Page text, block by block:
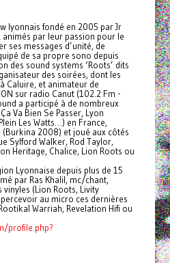
lyonnais fondé en 2005 par Jr
animés par leur passion pour le
ses messages d’unité, de
de sa propre sono depuis
des sound systems ‘Roots’ dits
des soirées, dont les
Caluire, et animateur de
sur radio Canut (102.2 Fm -
a participé à de nombreux
Va Bien Se Passer, Lyon
Les Watts…) en France,
(Burkina 2008) et joué aux côtés
Sylford Walker, Rod Taylor,
Heritage, Chalice, Lion Roots ou
Lyonnaise depuis plus de 15
par Ras Khalil, mc/chant,
(Lion Roots, Livity
au micro ces dernières
Warriah, Revelation Hifi ou
profile.php?